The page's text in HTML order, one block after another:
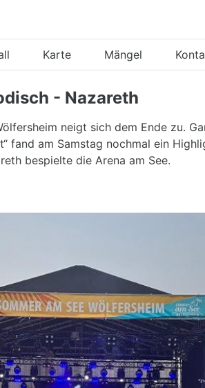
Karte Mängel
- Nazareth
neigt sich dem Ende zu.
fand am Samstag nochmal ein
bespielte die Arena am See.